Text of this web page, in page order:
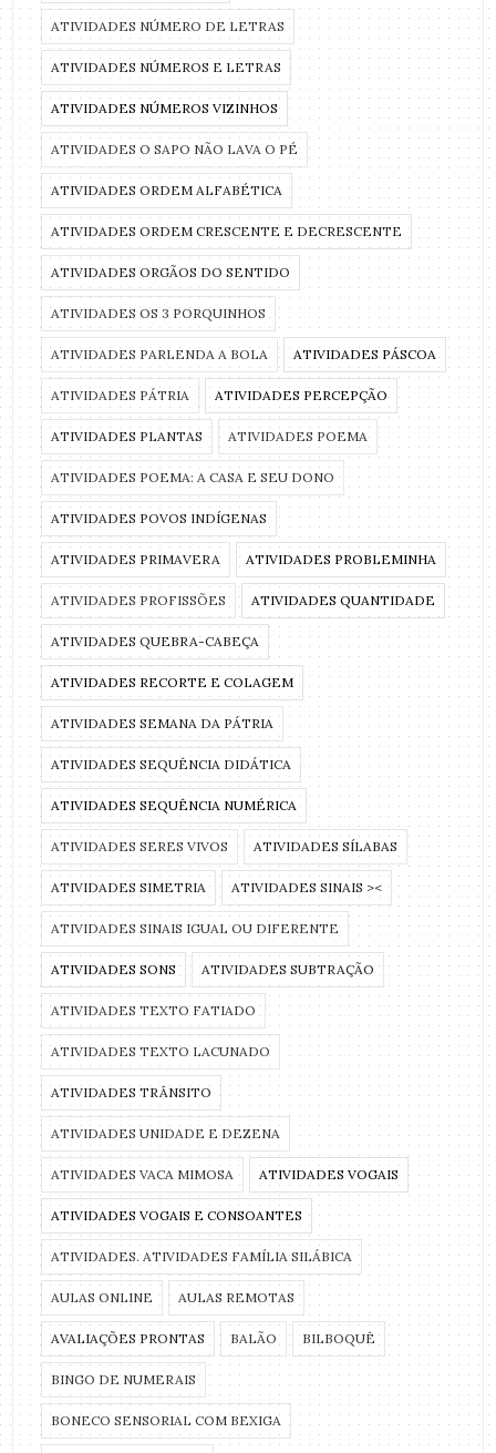
ATIVIDADES NÚMERO DE LETRAS
ATIVIDADES NÚMEROS E LETRAS
ATIVIDADES NÚMEROS VIZINHOS
ATIVIDADES O SAPO NÃO LAVA O PÉ
ATIVIDADES ORDEM ALFABÉTICA
ATIVIDADES ORDEM CRESCENTE E DECRESCENTE
ATIVIDADES ORGÃOS DO SENTIDO
ATIVIDADES OS 3 PORQUINHOS
ATIVIDADES PARLENDA A BOLA ATIVIDADES PÁSCOA
ATIVIDADES PÁTRIA ATIVIDADES PERCEPÇÃO
ATIVIDADES PLANTAS ATIVIDADES POEMA
ATIVIDADES POEMA: A CASA E SEU DONO
ATIVIDADES POVOS INDÍGENAS
ATIVIDADES PRIMAVERA ATIVIDADES PROBLEMINHA
ATIVIDADES PROFISSÕES ATIVIDADES QUANTIDADE
ATIVIDADES QUEBRA-CABEÇA
ATIVIDADES RECORTE E COLAGEM
ATIVIDADES SEMANA DA PÁTRIA
ATIVIDADES SEQUÊNCIA DIDÁTICA
ATIVIDADES SEQUÊNCIA NUMÉRICA
ATIVIDADES SERES VIVOS ATIVIDADES SÍLABAS
ATIVIDADES SIMETRIA ATIVIDADES SINAIS ><
ATIVIDADES SINAIS IGUAL OU DIFERENTE
ATIVIDADES SONS ATIVIDADES SUBTRAÇÃO
ATIVIDADES TEXTO FATIADO
ATIVIDADES TEXTO LACUNADO
ATIVIDADES TRÂNSITO
ATIVIDADES UNIDADE E DEZENA
ATIVIDADES VACA MIMOSA ATIVIDADES VOGAIS
ATIVIDADES VOGAIS E CONSOANTES
ATIVIDADES. ATIVIDADES FAMÍLIA SILÁBICA
AULAS ONLINE AULAS REMOTAS
AVALIAÇÕES PRONTAS BALÃO BILBOQUÊ
BINGO DE NUMERAIS
BONECO SENSORIAL COM BEXIGA